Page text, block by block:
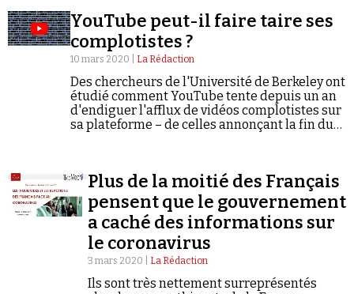
YouTube peut-il faire taire ses
complotistes ?
10 mars 2020 | La Rédaction
Des chercheurs de l'Université de Berkeley ont
étudié comment YouTube tente depuis un an
d'endiguer l'afflux de vidéos complotistes sur
sa plateforme – de celles annonçant la fin du
Plus de la moitié des Français
pensent que le gouvernement
a caché des informations sur
le coronavirus
3 mars 2020 | La Rédaction
Ils sont très nettement surreprésentés